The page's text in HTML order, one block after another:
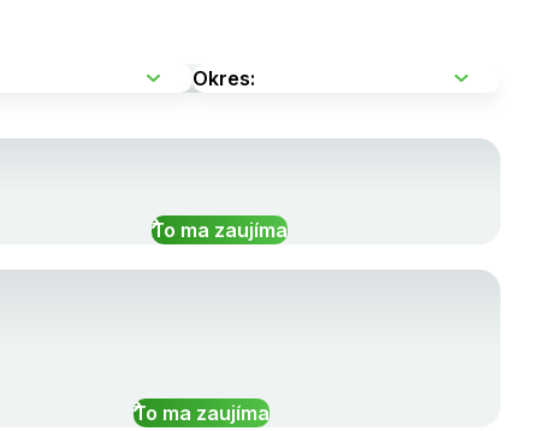
To ma zaujíma
To ma zaujíma